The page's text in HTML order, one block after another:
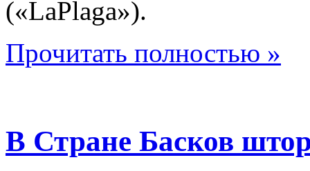
(«LaPlaga»).
Прочитать полностью »
В Стране Басков